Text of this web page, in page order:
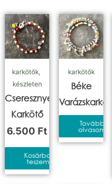
karkötők,
készleten
Cseresznyevirág
Karkötő
6.500 Ft
Kosárba
teszem
karkötők
Béke
Varázskarkötő
Tovább
olvasom